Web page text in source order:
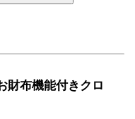
財布機能付きクロ